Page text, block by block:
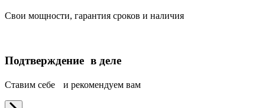
Свои мощности, гарантия сроков и наличия
Подтверждение в деле
Ставим себе и рекомендуем вам